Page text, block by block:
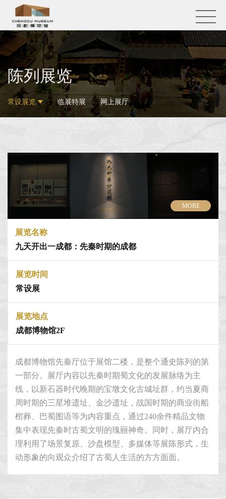
陈列展览
常设展览 临展特展 网上展厅
MORE
展览名称
九天开出一成都：先秦时期的成都
展览时间
常设展
展览地点
成都博物馆2F
成都博物馆先秦厅位于展馆二楼，是整个通史陈列的第
一部分。展厅内容以先秦时期蜀文化的发展脉络为主
线，以新石器时代晚期的宝墩文化古城址群，约当夏商
周时期的三星堆遗址、金沙遗址，战国时期的商业街船
棺葬、巴蜀图语等为内容重点，通过240余件精品文物
集中表现先秦时古蜀文明的瑰丽神奇。同时，展厅内合
理利用了场景复原、沙盘模型、多媒体等展陈形式，生
动形象的向观众介绍了古蜀人生活的方方面面。